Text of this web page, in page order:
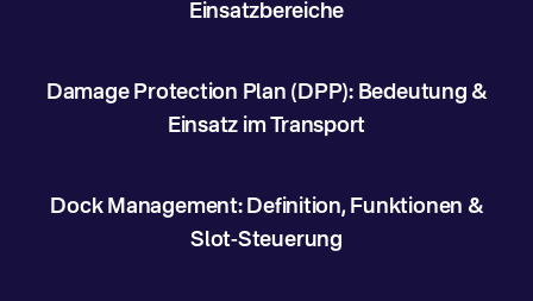
Einsatzbereiche
Damage Protection Plan (DPP): Bedeutung &
Einsatz im Transport
Dock Management: Definition, Funktionen &
Slot-Steuerung